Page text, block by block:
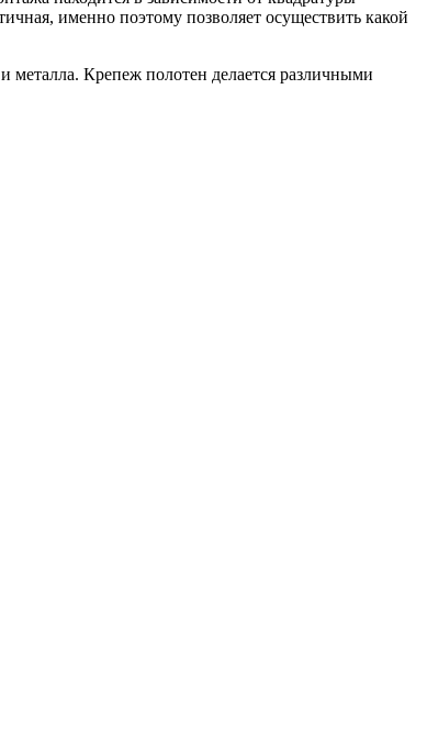
именно поэтому позволяет осуществить какой
Крепеж полотен делается различными